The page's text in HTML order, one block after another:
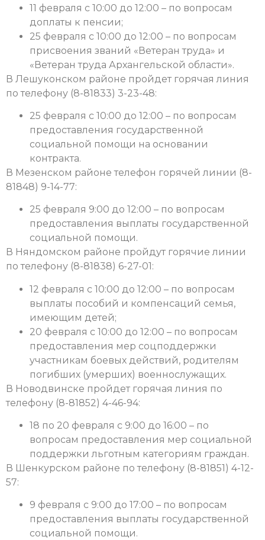
11 февраля с 10:00 до 12:00 – по вопросам
доплаты к пенсии;
25 февраля с 10:00 до 12:00 – по вопросам
присвоения званий «Ветеран труда» и
«Ветеран труда Архангельской области».
В Лешуконском районе пройдет горячая линия
по телефону (8-81833) 3-23-48:
25 февраля с 10:00 до 12:00 – по вопросам
предоставления государственной
социальной помощи на основании
контракта.
В Мезенском районе телефон горячей линии (8-
81848) 9-14-77:
25 февраля 9:00 до 12:00 – по вопросам
предоставления выплаты государственной
социальной помощи.
В Няндомском районе пройдут горячие линии
по телефону (8-81838) 6-27-01:
12 февраля с 10:00 до 12:00 – по вопросам
выплаты пособий и компенсаций семья,
имеющим детей;
20 февраля с 10:00 до 12:00 – по вопросам
предоставления мер соцподдержки
участникам боевых действий, родителям
погибших (умерших) военнослужащих.
В Новодвинске пройдет горячая линия по
телефону (8-81852) 4-46-94:
18 по 20 февраля с 9:00 до 16:00 – по
вопросам предоставления мер социальной
поддержки льготным категориям граждан.
В Шенкурском районе по телефону (8-81851) 4-12-
57:
9 февраля с 9:00 до 17:00 – по вопросам
предоставления выплаты государственной
социальной помощи.